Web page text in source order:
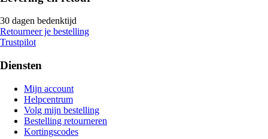
30 dagen bedenktijd
Retourneer je bestelling
Trustpilot
Diensten
Mijn account
Helpcentrum
Volg mijn bestelling
Bestelling retourneren
Kortingscodes